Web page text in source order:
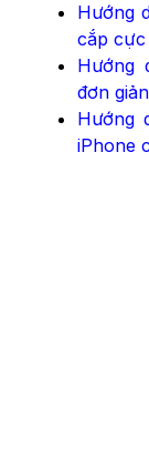
Hướng
cắp
Hướng
đơn
Hướng
iPhone